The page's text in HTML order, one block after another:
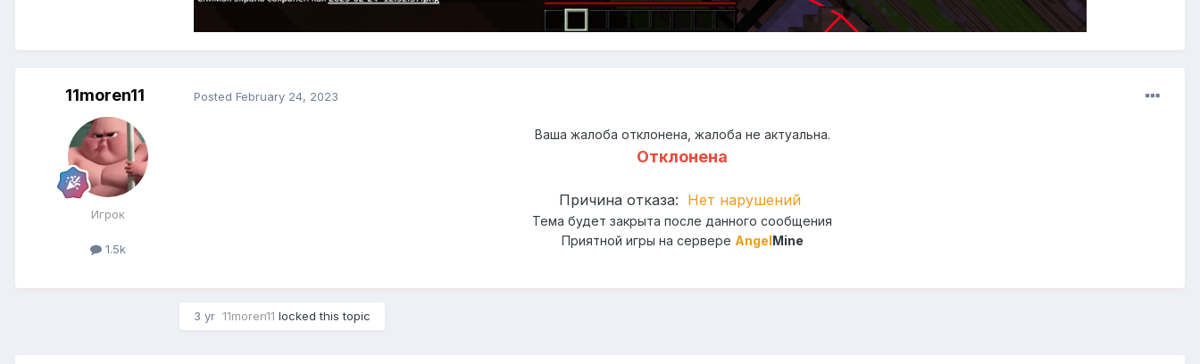
11moren11
Игрок
1.5k
Posted February 24, 2023
Ваша жалоба отклонена, жалоба не актуальна.
Отклонена
Причина отказа: Нет нарушений
Тема будет закрыта после данного сообщения
Приятной игры на сервере AngelMine
3 yr 11moren11 locked this topic